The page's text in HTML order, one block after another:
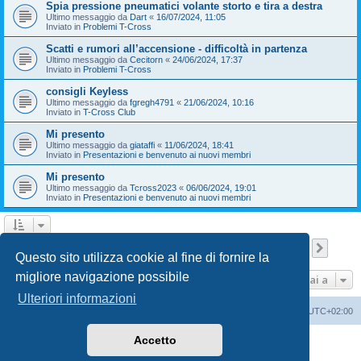
Questo sito utilizza cookie al fine di fornire la
migliore navigazione possibile
Ulteriori informazioni
Accetto
Spia pressione pneumatici volante storto e tira a destra
Ultimo messaggio da Dart « 16/07/2024, 11:05
Inviato in Problemi T-Cross
Scatti e rumori all’accensione - difficoltà in partenza
Ultimo messaggio da Cecitorn « 24/06/2024, 17:37
Inviato in Problemi T-Cross
consigli Keyless
Ultimo messaggio da fgregh4791 « 21/06/2024, 10:16
Inviato in T-Cross Club
Mi presento
Ultimo messaggio da giataffi « 11/06/2024, 18:41
Inviato in Presentazioni e benvenuto ai nuovi membri
Mi presento
Ultimo messaggio da Tcross2023 « 06/06/2024, 19:01
Inviato in Presentazioni e benvenuto ai nuovi membri
Vai a
UTC+02:00
phpBB® Forum Software © phpBB Limited
phpBB-Italia.it